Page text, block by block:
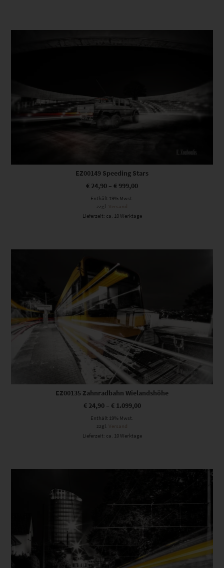
Dieses Produkt weist mehrere Varianten auf. Die Optionen können auf der Produktseite gewählt werden
EZ00149 Speeding Stars
€ 24,90 – € 999,00
Enthält 19% Mwst.
zzgl. Versand
Lieferzeit: ca. 10 Werktage
Dieses Produkt weist mehrere Varianten auf. Die Optionen können auf der Produktseite gewählt werden
EZ00135 Zahnradbahn Wielandshöhe
€24,90– €1.099,00
Enthält 19% Mwst.
zzgl. Versand
Lieferzeit: ca. 10 Werktage
Dieses Produkt weist mehrere Varianten auf. Die Optionen können auf der Produktseite gewählt werden